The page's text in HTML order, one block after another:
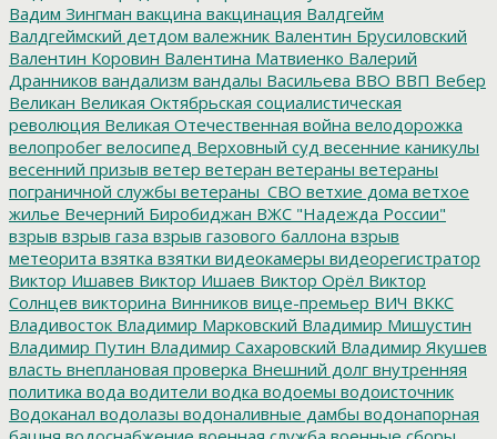
Вадим Зингман вакцина вакцинация Валдгейм
Валдгеймский детдом валежник Валентин Брусиловский
Валентин Коровин Валентина Матвиенко Валерий
Дранников вандализм вандалы Васильева ВВО ВВП Вебер
Великан Великая Октябрьская социалистическая
революция Великая Отечественная война велодорожка
велопробег велосипед Верховный суд весенние каникулы
весенний призыв ветер ветеран ветераны ветераны
пограничной службы ветераны_СВО ветхие дома ветхое
жилье Вечерний Биробиджан ВЖС "Надежда России"
взрыв взрыв газа взрыв газового баллона взрыв
метеорита взятка взятки видеокамеры видеорегистратор
Виктор Ишавев Виктор Ишаев Виктор Орёл Виктор
Солнцев викторина Винников вице-премьер ВИЧ ВККС
Владивосток Владимир Марковский Владимир Мишустин
Владимир Путин Владимир Сахаровский Владимир Якушев
власть внеплановая проверка Внешний долг внутренняя
политика вода водители водка водоемы водоисточник
Водоканал водолазы водоналивные дамбы водонапорная